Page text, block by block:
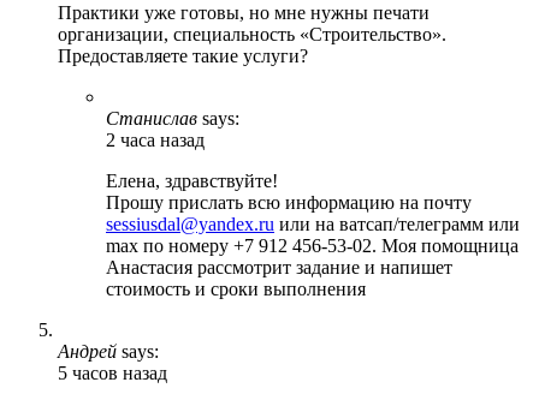
Практики уже готовы, но мне нужны печати
организации, специальность «Строительство».
Предоставляете такие услуги?
Станислав says:
2 часа назад
Елена, здравствуйте!
Прошу прислать всю информацию на почту
sessiusdal@yandex.ru или на ватсап/телеграмм или
max по номеру +7 912 456-53-02. Моя помощница
Анастасия рассмотрит задание и напишет
стоимость и сроки выполнения
Андрей says:
5 часов назад